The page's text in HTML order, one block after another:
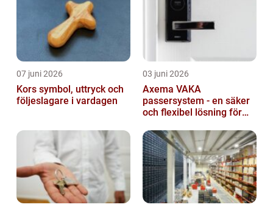
07 juni 2026
Kors symbol, uttryck och
följeslagare i vardagen
03 juni 2026
Axema VAKA
passersystem - en säker
och flexibel lösning för